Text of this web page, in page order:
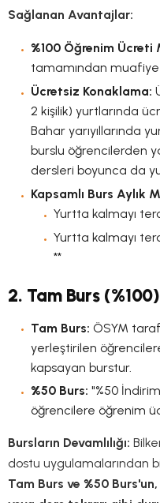
Sağlanan Avantajlar:
%100 Öğrenim Ücreti
tamamından
Ücretsiz Konaklama:
2 kişilik) yurtlarında
Bahar yarıyıllarında
burslu öğrencilerden
dersleri boyunca da
Kapsamlı Burs Aylık
Yurtta kalmayı
Yurtta kalmayı
**
2. Tam Burs
Tam Burs: ÖSYM
yerleştirilen
kapsayan burstur.
%50 Burs: "%50
öğrencilere öğrenim
Bursların Devamlılığı:
dostu uygulamalarından
Tam Burs ve %50